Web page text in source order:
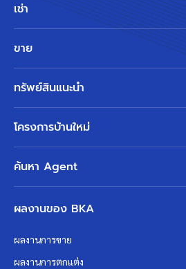
เช่า
ขาย
ทรัพย์สินแนะนำ
โครงการบ้านใหม่
ค้นหา Agent
ผลงานของ BKA
ผลงานการขาย
ผลงานการตกแต่ง